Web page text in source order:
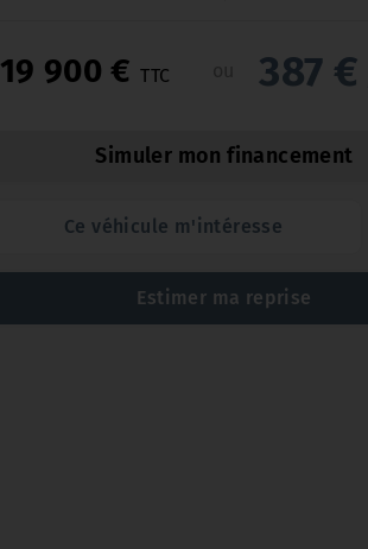
19 900 €TTC 387 €
Simuler mon financement
Ce véhicule m'intéresse
Estimer ma reprise